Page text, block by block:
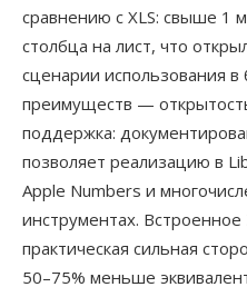
сравнению с XLS: свыше 1
столбца на лист, что
сценарии использования
преимуществ —
поддержка:
позволяет реализацию в
Apple Numbers и
инструментах.
практическая сильная
50–75% меньше